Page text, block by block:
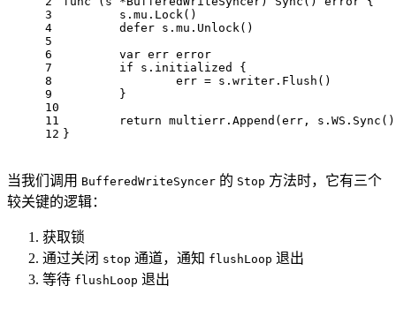
3
4
5
6
7
8
9
10
11
12
	s.mu.Lock()
defer s.mu.Unlock()
var err error
if s.initialized {
		err = s.writer.Flush()
	}
return multierr.Append(err,
}
当我们调用 BufferedWriteSyncer 的 Stop 方法时，它有三个
较关键的逻辑：
获取锁
通过关闭 stop 通道，通知 flushLoop 退出
等待 flushLoop 退出